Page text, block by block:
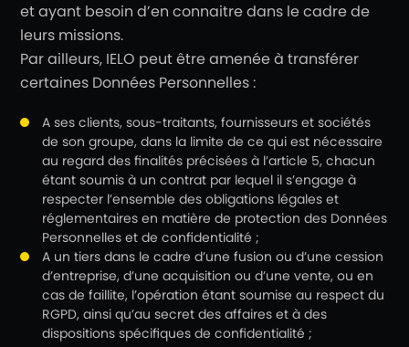
et ayant besoin d’en connaitre dans le cadre de
leurs missions.
Par ailleurs, IELO peut être amenée à transférer
certaines Données Personnelles :
A ses clients, sous-traitants, fournisseurs et sociétés
de son groupe, dans la limite de ce qui est nécessaire
au regard des finalités précisées à l’article 5, chacun
étant soumis à un contrat par lequel il s’engage à
respecter l’ensemble des obligations légales et
réglementaires en matière de protection des Données
Personnelles et de confidentialité ;
A un tiers dans le cadre d’une fusion ou d’une cession
d’entreprise, d’une acquisition ou d’une vente, ou en
cas de faillite, l’opération étant soumise au respect du
RGPD, ainsi qu’au secret des affaires et à des
dispositions spécifiques de confidentialité ;